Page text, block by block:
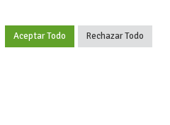
Aceptar Todo Rechazar Todo